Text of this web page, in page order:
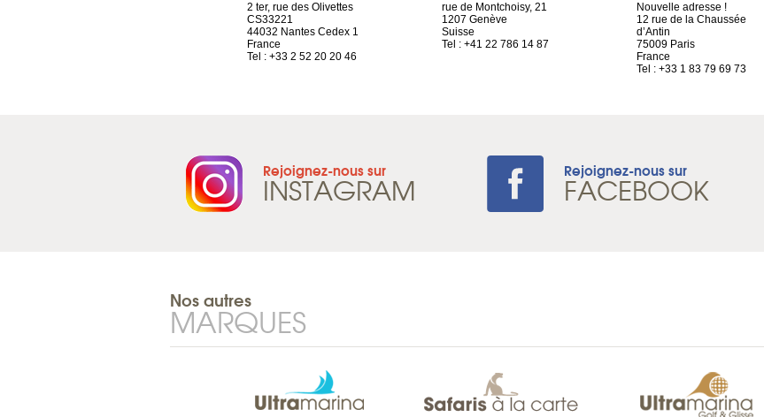
2 ter, rue des Olivettes
CS33221
44032 Nantes Cedex 1
France
Tel : +33 2 52 20 20 46
rue de Montchoisy, 21
1207 Genève
Suisse
Tel : +41 22 786 14 87
Nouvelle adresse !
12 rue de la Chaussée
d’Antin
75009 Paris
France
Tel : +33 1 83 79 69 73
Rejoignez-nous sur
INSTAGRAM Rejoignez-nous sur
FACEBOOK
Nos autres
MARQUES